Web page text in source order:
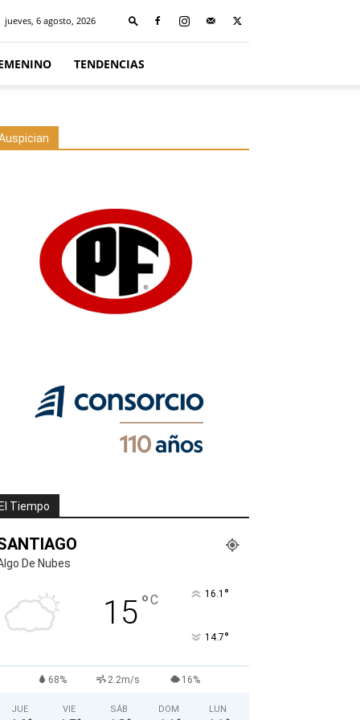
jueves, 6 agosto, 2026
TENDENCIAS
El Tiempo
De Nubes
15°C 16.1 °
14.7°
68% 2.2m/s 16%
JUE VIE SÁB DOM LUN